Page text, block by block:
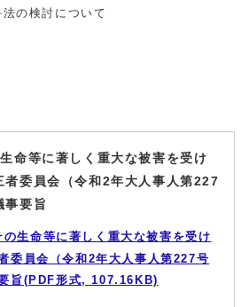
法の検討について
命等に著しく重大な被害を受け
者委員会（令和2年大人事人第227
事要旨
生命等に著しく重大な被害を受け
委員会（令和2年大人事人第227号
旨(PDF形式, 107.16KB)